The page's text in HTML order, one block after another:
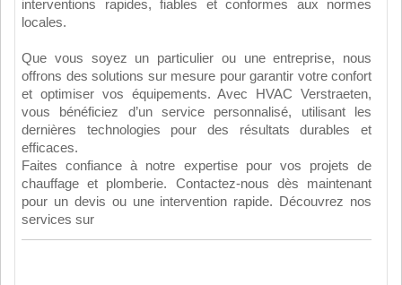
interventions rapides, fiables et conformes aux normes
locales.
Que vous soyez un particulier ou une entreprise, nous
offrons des solutions sur mesure pour garantir votre confort
et optimiser vos équipements. Avec HVAC Verstraeten,
vous bénéficiez d’un service personnalisé, utilisant les
dernières technologies pour des résultats durables et
efficaces.
Faites confiance à notre expertise pour vos projets de
chauffage et plomberie. Contactez-nous dès maintenant
pour un devis ou une intervention rapide. Découvrez nos
services sur